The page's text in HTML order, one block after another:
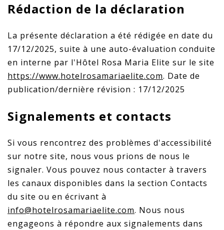
Rédaction de la déclaration
La présente déclaration a été rédigée en date du
17/12/2025, suite à une auto-évaluation conduite
en interne par l'Hôtel Rosa Maria Elite sur le site
https://www.hotelrosamariaelite.com. Date de
publication/dernière révision : 17/12/2025
Signalements et contacts
Si vous rencontrez des problèmes d'accessibilité
sur notre site, nous vous prions de nous le
signaler. Vous pouvez nous contacter à travers
les canaux disponibles dans la section Contacts
du site ou en écrivant à
info@hotelrosamariaelite.com. Nous nous
engageons à répondre aux signalements dans